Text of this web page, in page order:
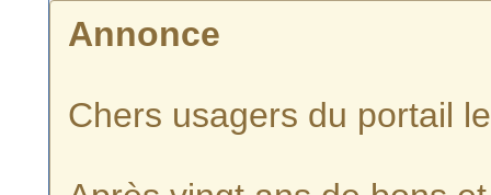
Annonce
Chers usagers du portail